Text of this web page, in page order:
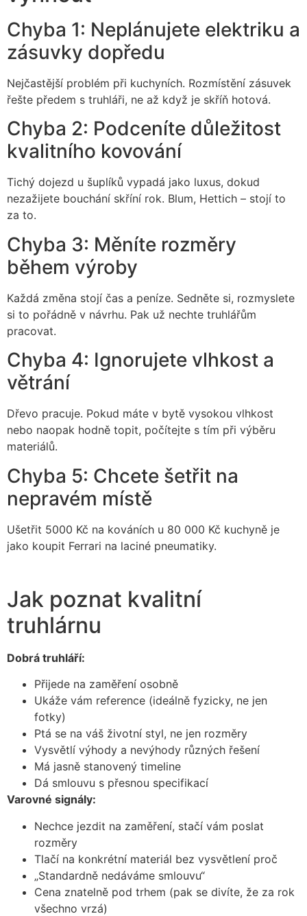
Chyba 1: Neplánujete elektriku a
zásuvky dopředu
Nejčastější problém při kuchyních. Rozmístění zásuvek
řešte předem s truhláři, ne až když je skříň hotová.
Chyba 2: Podceníte důležitost
kvalitního kovování
Tichý dojezd u šuplíků vypadá jako luxus, dokud
nezažijete bouchání skříní rok. Blum, Hettich – stojí to
za to.
Chyba 3: Měníte rozměry
během výroby
Každá změna stojí čas a peníze. Sedněte si, rozmyslete
si to pořádně v návrhu. Pak už nechte truhlářům
pracovat.
Chyba 4: Ignorujete vlhkost a
větrání
Dřevo pracuje. Pokud máte v bytě vysokou vlhkost
nebo naopak hodně topit, počítejte s tím při výběru
materiálů.
Chyba 5: Chcete šetřit na
nepravém místě
Ušetřit 5000 Kč na kováních u 80 000 Kč kuchyně je
jako koupit Ferrari na laciné pneumatiky.
Jak poznat kvalitní
truhlárnu
Dobrá truhláří:
Přijede na zaměření osobně
Ukáže vám reference (ideálně fyzicky, ne jen
fotky)
Ptá se na váš životní styl, ne jen rozměry
Vysvětlí výhody a nevýhody různých řešení
Má jasně stanovený timeline
Dá smlouvu s přesnou specifikací
Varovné signály:
Nechce jezdit na zaměření, stačí vám poslat
rozměry
Tlačí na konkrétní materiál bez vysvětlení proč
„Standardně nedáváme smlouvu“
Cena znatelně pod trhem (pak se divíte, že za rok
všechno vrzá)